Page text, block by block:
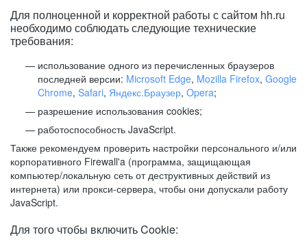
Для полноценной и корректной работы с сайтом hh.ru
необходимо соблюдать следующие технические
требования:
использование одного из перечисленных браузеров
последней версии: Microsoft Edge, Mozilla Firefox, Google
Chrome, Safari, Яндекс.Браузер, Opera;
разрешение использования cookies;
работоспособность JavaScript.
Также рекомендуем проверить настройки персонального и/или
корпоративного Firewall'a (программа, защищающая
компьютер/локальную сеть от деструктивных действий из
интернета) или прокси-сервера, чтобы они допускали работу
JavaScript.
Для того чтобы включить Cookie: